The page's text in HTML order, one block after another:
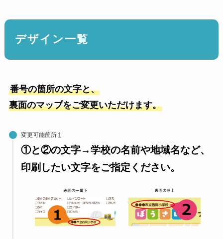
デザイン一覧
番号の箇所の文字と、
裏面のマップをご変更いただけます。
変更可能箇所
①と②の文字→学校の名前や地域名など、
印刷したい文字をご指定ください。